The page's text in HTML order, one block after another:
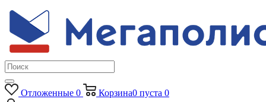
Отложенные 0 Корзина0 пуста 0